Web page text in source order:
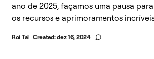
ano de 2025, façamos uma pausa
os recursos e aprimoramentos
Roi Tal Created:dez 16, 2024